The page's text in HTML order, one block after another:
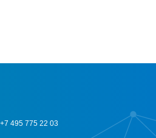
+7 495 775 22 03